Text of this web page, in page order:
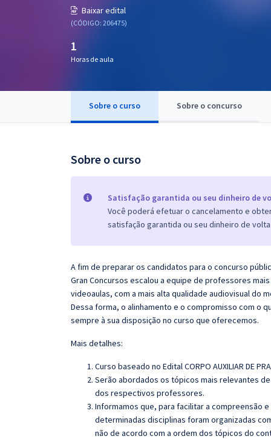
Conteúdo gratuito
Blog
Baixar edital
(CÓDIGO: 206475)
1
Horas de aula
Sobre o curso Sobre o concurso
Sobre o curso
Satisfação garantida ou seu dinheiro de
Você poderá efetuar o cancelamento e
satisfação garantida ou seu dinheiro de
A fim de preparar os candidatos para o concurso
Gran Concursos escalou a equipe de professores
videoaulas, com a mais alta qualidade audiovisual do
Dessa forma, o alinhamento e o compromisso com o
sempre à sua disposição no curso que oferecemos.
Mais detalhes:
Curso baseado no Edital CORPO AUXILIAR DE
Serão abordados os tópicos mais relevantes
dos respectivos professores.
Informamos que, para facilitar a compreensão
determinadas disciplinas foram organizadas
não de acordo com a ordem dos tópicos do